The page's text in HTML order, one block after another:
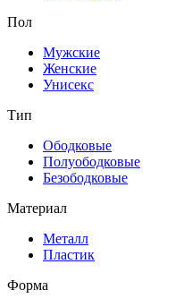
Пол
Мужские
Женские
Унисекс
Тип
Ободковые
Полуободковые
Безободковые
Материал
Металл
Пластик
Форма